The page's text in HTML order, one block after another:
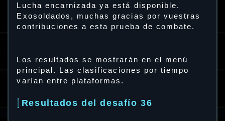
Lucha encarnizada ya está disponible.
Exosoldados, muchas gracias por vuestras
contribuciones a esta prueba de combate.
Los resultados se mostrarán en el menú
principal. Las clasificaciones por tiempo
varían entre plataformas.
Resultados del desafío 36